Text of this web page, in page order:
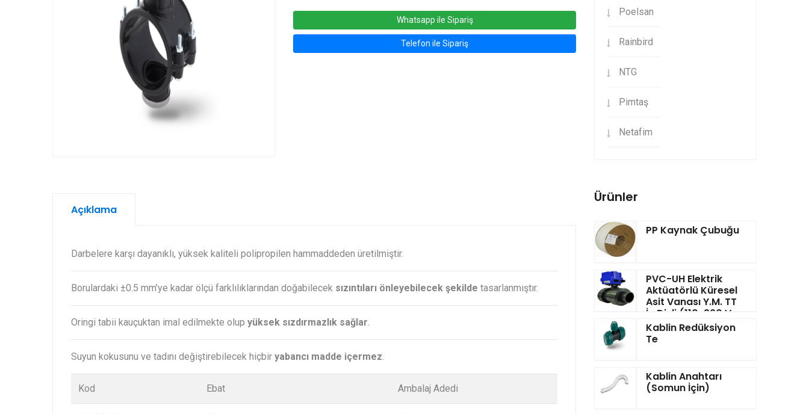
Whatsapp ile Sipariş
Telefon ile Sipariş
Açıklama
Darbelere karşı dayanıklı, yüksek kaliteli polipropilen hammaddeden üretilmiştir.
Borulardaki ±0.5 mm’ye kadar ölçü farklılıklarından doğabilecek sızıntıları önleyebilecek şekilde tasarlanmıştır.
Oringi tabii kauçuktan imal edilmekte olup yüksek sızdırmazlık sağlar.
Suyun kokusunu ve tadını değiştirebilecek hiçbir yabancı madde içermez.
Kod Ebat Ambalaj Adedi
Poelsan
Rainbird
NTG
Pimtaş
Netafim
Ürünler
PP Kaynak Çubuğu
PVC-UH Elektrik
Aktüatörlü Küresel
Asit Vanası Y.M. TT
İç Dişli (110-260 V
DC) Elle Acil
Kumandalı
Kablin Redüksiyon
Te
Kablin Anahtarı
(Somun İçin)